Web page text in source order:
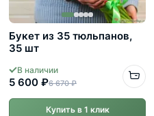
Букет из 35 тюльпанов,
35 шт
В наличии
5 600 ₽6 670 ₽
Купить в 1 клик